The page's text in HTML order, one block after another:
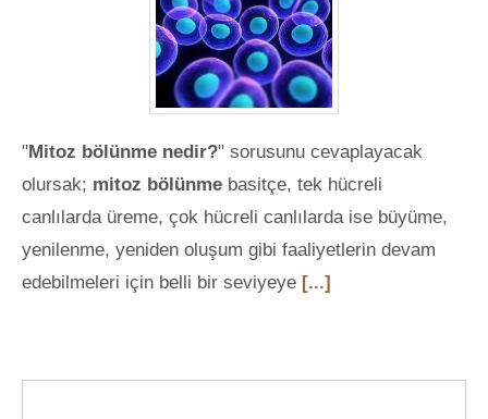
"Mitoz bölünme nedir?" sorusunu cevaplayacak
olursak; mitoz bölünme basitçe, tek hücreli
canlılarda üreme, çok hücreli canlılarda ise büyüme,
yenilenme, yeniden oluşum gibi faaliyetlerin devam
edebilmeleri için belli bir seviyeye [...]